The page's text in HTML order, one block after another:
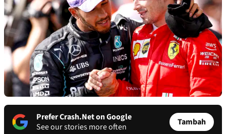
Prefer Crash.Net on Google
See our stories more often
Tambah